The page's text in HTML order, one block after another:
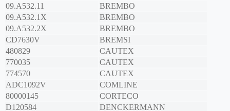
09.A532.11
BREMBO
09.A532.1X
BREMBO
09.A532.2X
BREMBO
CD7630V
BREMSI
480829
CAUTEX
770035
CAUTEX
774570
CAUTEX
ADC1092V
COMLINE
80000145
CORTECO
D120584
DENCKERMANN